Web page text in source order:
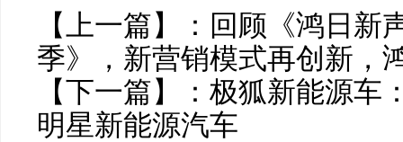
【上一篇】： 回顾《鸿日新
季》，新营销模式再创新，
【下一篇】： 极狐新能源车
明星新能源汽车